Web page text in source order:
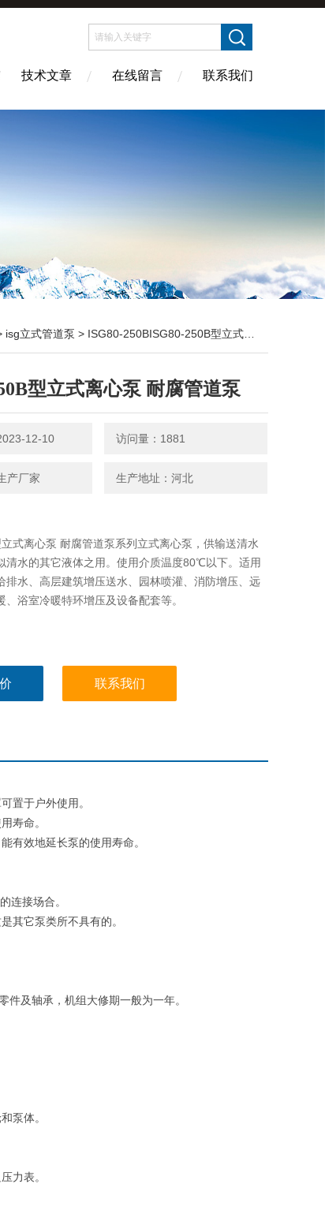
技术文章 在线留言 联系我们
isg立式管道泵 > ISG80-250BISG80-250B型立式离心泵 耐腐管道泵
型立式离心泵 耐腐管道泵
12-10 访问量：1881
产厂家 生产地址：河北
式离心泵 耐腐管道泵系列立式离心泵，供输送清水
清水的其它液体之用。使用介质温度80℃以下。适用
排水、高层建筑增压送水、园林喷灌、消防增压、远
、浴室冷暖特环增压及设备配套等。
联系我们
置于户外使用。
寿命。
有效地延长泵的使用寿命。
连接场合。
其它泵类所不具有的。
及轴承，机组大修期一般为一年。
泵体。
力表。